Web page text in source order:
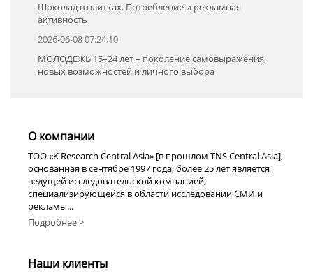
Шоколад в плитках. Потребление и рекламная
активность
2026-06-08 07:24:10
МОЛОДЕЖЬ 15–24 лет – поколение самовыражения,
новых возможностей и личного выбора
О компании
TOO «K Research Central Asia» [в прошлом TNS Central Asia],
основанная в сентябре 1997 года, более 25 лет является
ведущей исследовательской компанией,
специализирующейся в области исследовании СМИ и
рекламы...
Подробнее >
Наши клиенты